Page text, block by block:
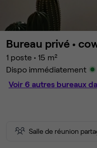
Bureau privé •
1 poste • 15 m²
Dispo immédiatement
Voir 6 autres bureaux
Salle de réunion